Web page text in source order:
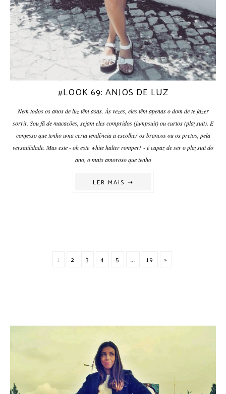
#LOOK 69: ANJOS DE LUZ
Nem todos os anos de luz têm asas. Às vezes, eles têm apenas o dom de te fazer
sorrir. Sou fã de macacões, sejam eles compridos (jumpsuit) ou curtos (playsuit). E
confesso que tenho uma certa tendência a escolher os brancos ou os pretos, pela
versatilidade. Mas este - oh este white halter romper! - é capaz de ser o playsuit do
ano, o mais amoroso que tenho
LER MAIS ➝
1 2 3 4 5 ... 19 »